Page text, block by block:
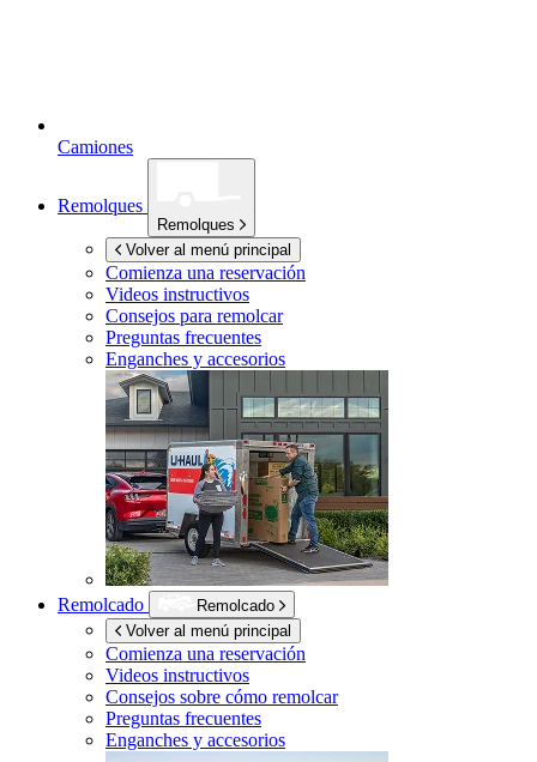
Camiones
Remolques
Remolques
Volver al menú principal
Comienza una reservación
Videos instructivos
Consejos para remolcar
Preguntas frecuentes
Enganches y accesorios
Remolcado
Remolcado
Volver al menú principal
Comienza una reservación
Videos instructivos
Consejos sobre cómo remolcar
Preguntas frecuentes
Enganches y accesorios